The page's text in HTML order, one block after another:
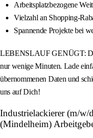
Arbeitsplatzbezogene
Vielzahl an Shopping-
Spannende Projekte bei
LEBENSLAUF GENÜGT:
nur wenige Minuten. Lade
übernommenen Daten und
uns auf Dich!
Industrielackierer (m/w/
(Mindelheim)